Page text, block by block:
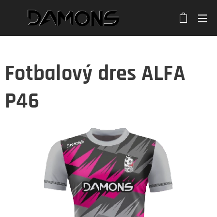
Fotbalový dres ALFA
P46